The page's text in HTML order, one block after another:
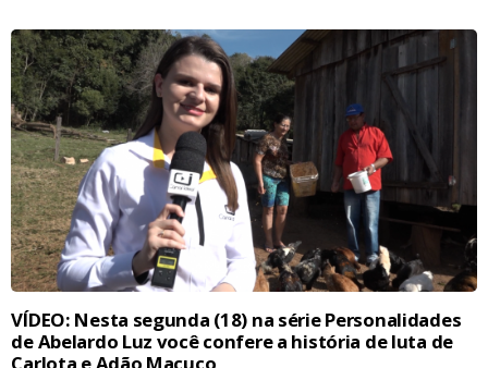
VÍDEO: Nesta segunda (18) na série Personalidades
de Abelardo Luz você confere a história de luta de